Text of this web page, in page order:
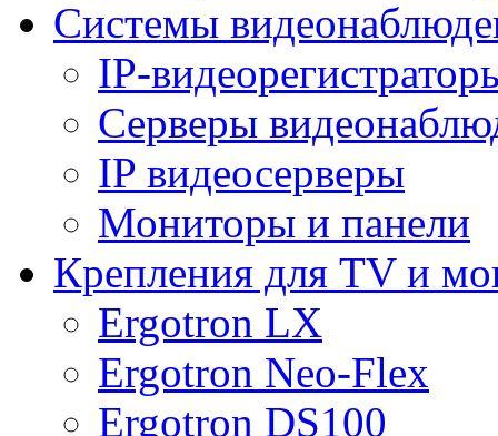
Системы
IP-
Серверы
IP видеосерверы
Мониторы и панели
Крепления для TV и
Ergotron LX
Ergotron Neo-Flex
Ergotron DS100